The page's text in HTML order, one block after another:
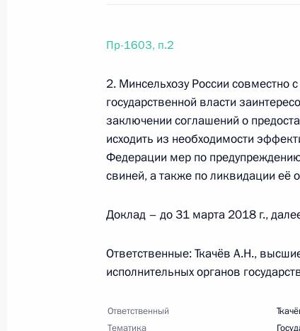
Перечень поручений по итогам
14 августа 2017 года, 17:00 12
5 августа 2017 года, суббота
Перечень поручений по
5 августа 2017 года, 21:30 3 поручения
5 августа 2017 года, 21:00 3 поручения
Пр-1603, п.2
2. Минсельхозу России
государственной власти
заключении соглашений о
исходить из необходимости
Федерации мер по
свиней, а также по ликвидации её
Доклад – до 31 марта 2018 г.,
Ответственные: Ткачёв А.Н.,
исполнительных органов
Ответственный
Тематика